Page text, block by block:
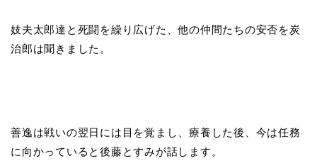
妓夫太郎達と死闘を繰り広げた、他の仲間たちの安否を炭
治郎は聞きました。
善逸は戦いの翌日には目を覚まし、療養した後、今は任務
に向かっていると後藤とすみが話します。